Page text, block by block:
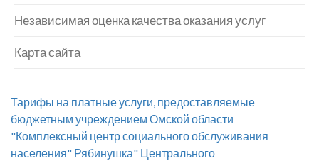
Независимая оценка качества оказания услуг
Карта сайта
Тарифы на платные услуги, предоставляемые
бюджетным учреждением Омской области
"Комплексный центр социального обслуживания
населения" Рябинушка" Центрального